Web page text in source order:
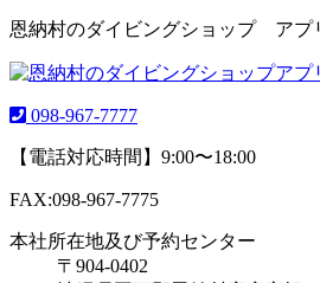
恩納村のダイビングショップ アプ
098-967-7777
【電話対応時間】9:00〜18:00
FAX:098-967-7775
本社所在地及び予約センター
〒904-0402